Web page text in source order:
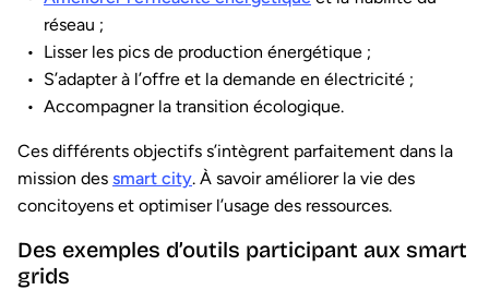
réseau ;
Lisser les pics de production énergétique ;
S’adapter à l’offre et la demande en électricité ;
Accompagner la transition écologique.
Ces différents objectifs s’intègrent parfaitement dans la
mission des smart city. À savoir améliorer la vie des
concitoyens et optimiser l’usage des ressources.
Des exemples d’outils participant aux smart
grids